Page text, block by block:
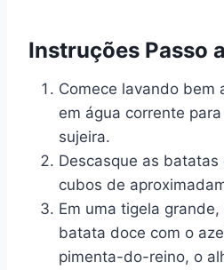
Instruções Passo
Comece lavando bem
em água corrente
sujeira.
Descasque as
cubos de
Em uma tigela
batata doce com o
pimenta-do-reino, o